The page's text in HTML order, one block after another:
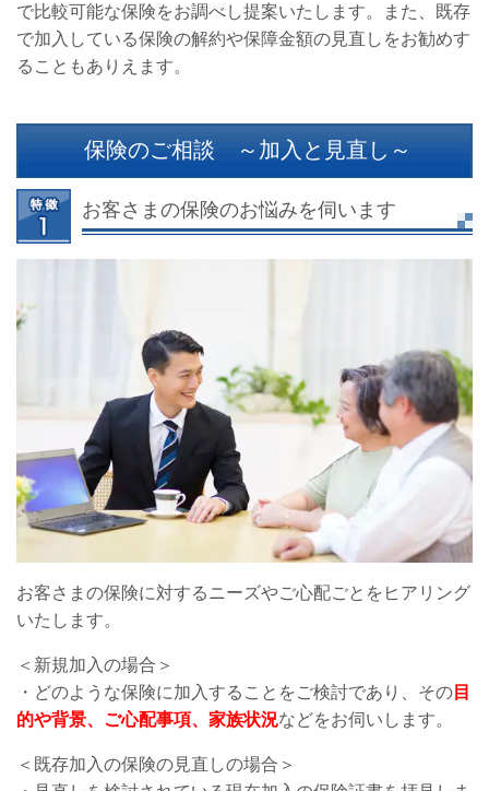
で比較可能な保険をお調べし提案いたします。また、既存
で加入している保険の解約や保障金額の見直しをお勧めす
ることもありえます。
保険のご相談 ～加入と見直し～
お客さまの保険のお悩みを伺います
お客さまの保険に対するニーズやご心配ごとをヒアリング
いたします。
＜新規加入の場合＞
・どのような保険に加入することをご検討であり、その 目
的や背景、ご心配事項、家族状況などをお伺いします。
＜既存加入の保険の見直しの場合＞